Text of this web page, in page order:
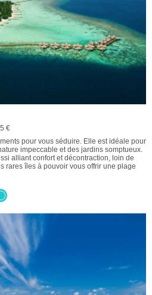
€
pour vous séduire. Elle est idéale pour
impeccable et des jardins somptueux.
alliant confort et décontraction, loin de
rares îles à pouvoir vous offrir une plage